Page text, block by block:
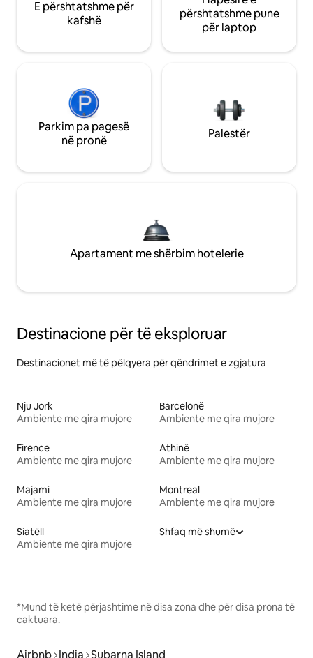
E përshtatshme për
kafshë
përshtatshme pune
për laptop
Parkim pa pagesë
në pronë
Palestër
Apartament me shërbim hotelerie
Destinacione për të eksploruar
Destinacionet më të pëlqyera për qëndrimet e zgjatura
Nju Jork
Ambiente me qira mujore
Barcelonë
Ambiente me qira mujore
Firence
Ambiente me qira mujore
Athinë
Ambiente me qira mujore
Majami
Ambiente me qira mujore
Montreal
Ambiente me qira mujore
Siatëll
Ambiente me qira mujore
Shfaq më shumë
*Mund të ketë përjashtime në disa zona dhe për disa prona të
caktuara.
Airbnb India Subarna Island